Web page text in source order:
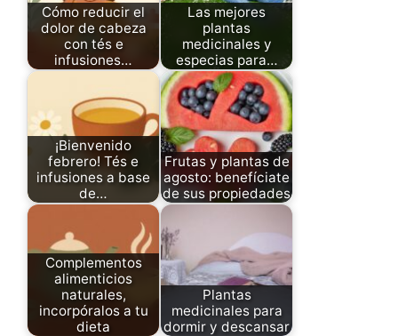
Cómo reducir el
dolor de cabeza
con tés e
infusiones…
Las mejores
plantas
medicinales y
especias para…
¡Bienvenido
febrero! Tés e
infusiones a base
de…
Frutas y plantas de
agosto: benefíciate
de sus propiedades
Complementos
alimenticios
naturales,
incorpóralos a tu
dieta
Plantas
medicinales para
dormir y descansar